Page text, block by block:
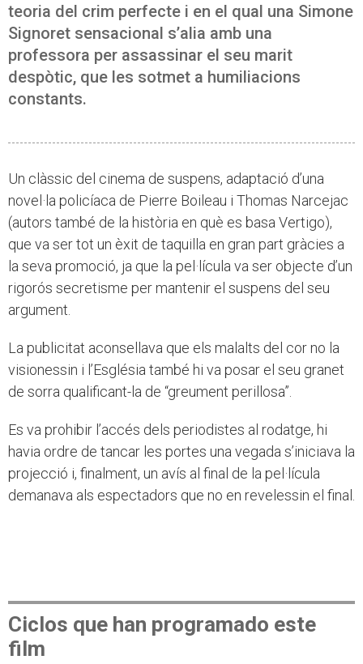
teoria del crim perfecte i en el qual una Simone
Signoret sensacional s’alia amb una
professora per assassinar el seu marit
despòtic, que les sotmet a humiliacions
constants.
Un clàssic del cinema de suspens, adaptació d’una
novel·la policíaca de Pierre Boileau i Thomas Narcejac
(autors també de la història en què es basa Vertigo),
que va ser tot un èxit de taquilla en gran part gràcies a
la seva promoció, ja que la pel·lícula va ser objecte d’un
rigorós secretisme per mantenir el suspens del seu
argument.
La publicitat aconsellava que els malalts del cor no la
visionessin i l’Església també hi va posar el seu granet
de sorra qualificant-la de “greument perillosa”.
Es va prohibir l’accés dels periodistes al rodatge, hi
havia ordre de tancar les portes una vegada s’iniciava la
projecció i, finalment, un avís al final de la pel·lícula
demanava als espectadors que no en revelessin el final.
Ciclos que han programado este
film